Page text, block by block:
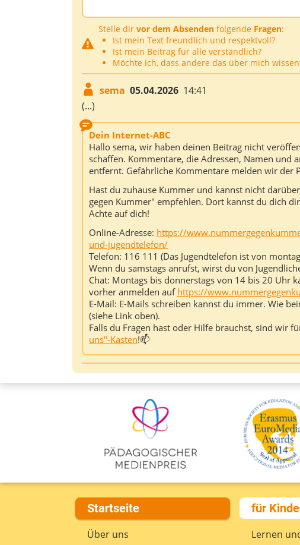
Stelle dir vor dem Absenden folgende Fragen:
Ist mein Text freundlich und respektvoll?
Ist mein Beitrag für alle verständlich?
Möchte ich, dass andere das über mich
sema 05.04.2026 14:41
(...)
Dein Internet-ABC
Hallo sema, wir haben deinen Beitrag nicht
schaffen. Kommentare, die Adressen, Namen und
entfernt. Gefährliche Kommentare melden wir der
Hast du zuhause Kummer und kannst nicht
gegen Kummer" empfehlen. Dort kannst du dich
Achte auf dich!
Online-Adresse: https://
und-jugendtelefon/
Telefon: 116 111 (Das Jugendtelefon ist von
Wenn du samstags anrufst, wirst du von
Chat: Montags bis donnerstags von 14 bis 20 Uhr
vorher anmelden auf https://
E-Mail: E-Mails schreiben kannst du immer. Wie
(siehe Link oben).
Falls du Fragen hast oder Hilfe brauchst, sind wir
uns"-Kasten!📫
Startseite
Über uns
für
Lernen